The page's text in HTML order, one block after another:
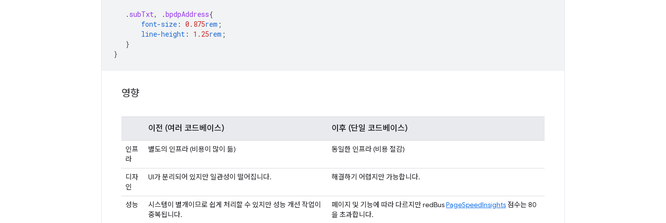
. subTxt, .bpdpAddress{
font-size : 0.875rem ;
line-height : 1.25rem ;
}
}
영향
이전 (여러 코드베이스) 이후 (단일 코드베이스)
인프
라
별도의 인프라 (비용이 많이 듦) 동일한 인프라 (비용 절감)
디자
인
UI가 분리되어 있지만 일관성이 떨어집니다. 해결하기 어렵지만 가능합니다.
성능
시스템이 별개이므로 쉽게 처리할 수 있지만 성능 개선 작업이
중복됩니다.
페이지 및 기능에 따라 다르지만 redBusPageSpeedInsights 점수는 80
을 초과합니다.